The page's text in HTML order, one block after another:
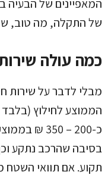
המאפיינים של הבעיה
של התקלה, מה טוב,
כמה עולה
מבלי לדבר על שירות
הממוצע לחילוץ (בלבד
כ-200 –
בסיבה שהרכב נתקע
תקוע. אם תוואי השטח